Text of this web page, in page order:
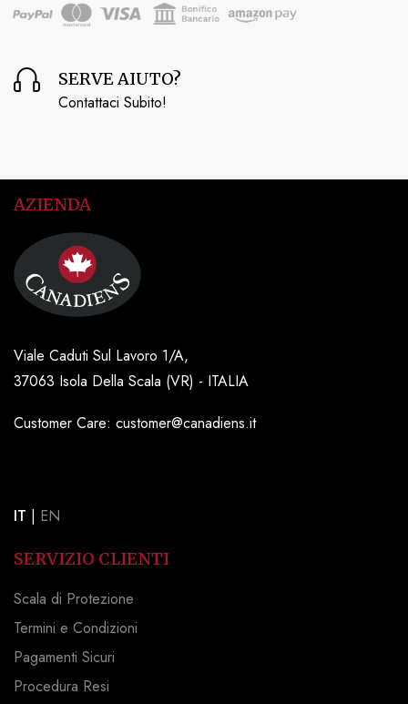
SERVE AIUTO?
Contattaci Subito!
AZIENDA
Viale Caduti Sul Lavoro 1/A,
37063 Isola Della Scala (VR) - ITALIA
Customer Care: customer@canadiens.it
IT | EN
SERVIZIO CLIENTI
Scala di Protezione
Termini e Condizioni
Pagamenti Sicuri
Procedura Resi